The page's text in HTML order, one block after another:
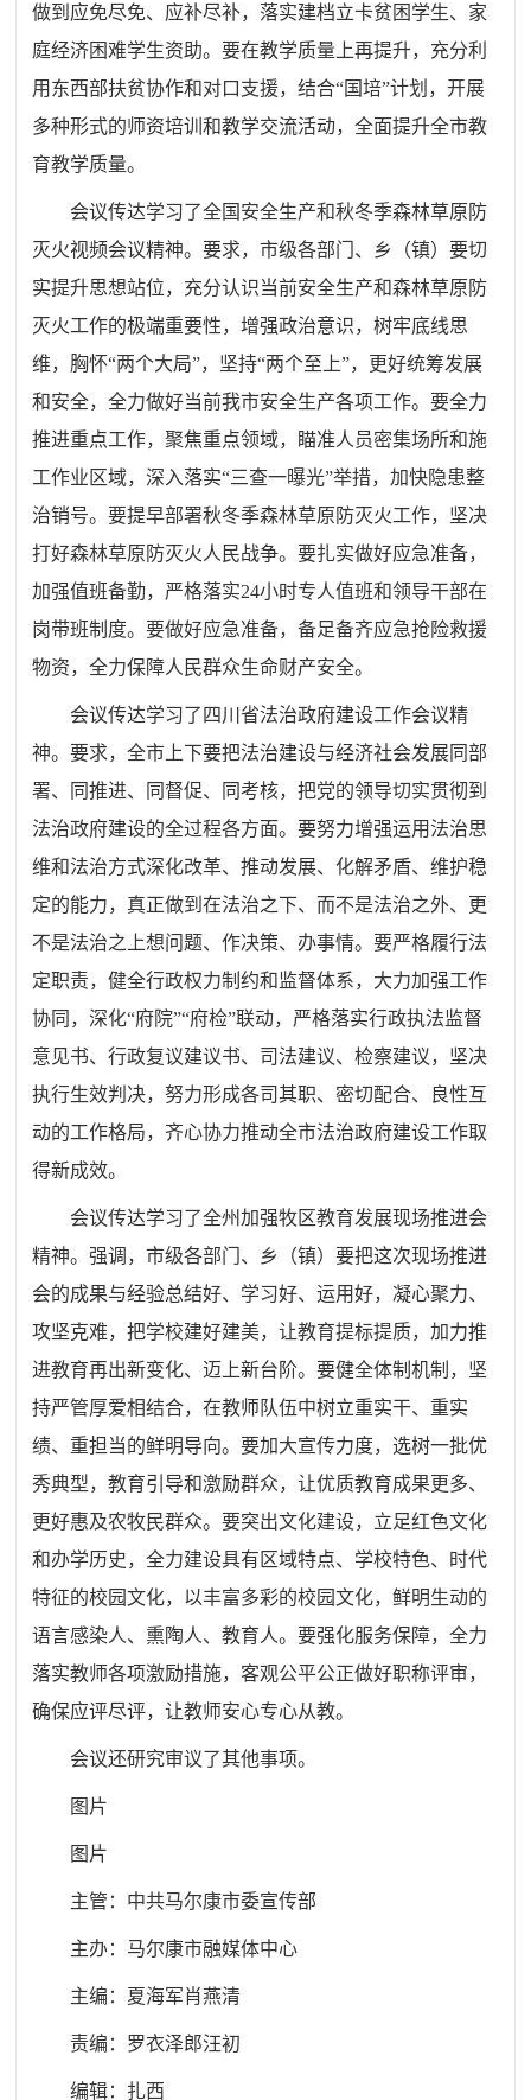
做到应免尽免、应补尽补，落实建档立卡贫困学生、家
庭经济困难学生资助。要在教学质量上再提升，充分利
用东西部扶贫协作和对口支援，结合“国培”计划，开展
多种形式的师资培训和教学交流活动，全面提升全市教
育教学质量。
会议传达学习了全国安全生产和秋冬季森林草原防
灭火视频会议精神。要求，市级各部门、乡（镇）要切
实提升思想站位，充分认识当前安全生产和森林草原防
灭火工作的极端重要性，增强政治意识，树牢底线思
维，胸怀“两个大局”，坚持“两个至上”，更好统筹发展
和安全，全力做好当前我市安全生产各项工作。要全力
推进重点工作，聚焦重点领域，瞄准人员密集场所和施
工作业区域，深入落实“三查一曝光”举措，加快隐患整
治销号。要提早部署秋冬季森林草原防灭火工作，坚决
打好森林草原防灭火人民战争。要扎实做好应急准备，
加强值班备勤，严格落实24小时专人值班和领导干部在
岗带班制度。要做好应急准备，备足备齐应急抢险救援
物资，全力保障人民群众生命财产安全。
会议传达学习了四川省法治政府建设工作会议精
神。要求，全市上下要把法治建设与经济社会发展同部
署、同推进、同督促、同考核，把党的领导切实贯彻到
法治政府建设的全过程各方面。要努力增强运用法治思
维和法治方式深化改革、推动发展、化解矛盾、维护稳
定的能力，真正做到在法治之下、而不是法治之外、更
不是法治之上想问题、作决策、办事情。要严格履行法
定职责，健全行政权力制约和监督体系，大力加强工作
协同，深化“府院”“府检”联动，严格落实行政执法监督
意见书、行政复议建议书、司法建议、检察建议，坚决
执行生效判决，努力形成各司其职、密切配合、良性互
动的工作格局，齐心协力推动全市法治政府建设工作取
得新成效。
会议传达学习了全州加强牧区教育发展现场推进会
精神。强调，市级各部门、乡（镇）要把这次现场推进
会的成果与经验总结好、学习好、运用好，凝心聚力、
攻坚克难，把学校建好建美，让教育提标提质，加力推
进教育再出新变化、迈上新台阶。要健全体制机制，坚
持严管厚爱相结合，在教师队伍中树立重实干、重实
绩、重担当的鲜明导向。要加大宣传力度，选树一批优
秀典型，教育引导和激励群众，让优质教育成果更多、
更好惠及农牧民群众。要突出文化建设，立足红色文化
和办学历史，全力建设具有区域特点、学校特色、时代
特征的校园文化，以丰富多彩的校园文化，鲜明生动的
语言感染人、熏陶人、教育人。要强化服务保障，全力
落实教师各项激励措施，客观公平公正做好职称评审，
确保应评尽评，让教师安心专心从教。
会议还研究审议了其他事项。
图片
图片
主管：中共马尔康市委宣传部
主办：马尔康市融媒体中心
主编：夏海军肖燕清
责编：罗衣泽郎汪初
编辑：扎西